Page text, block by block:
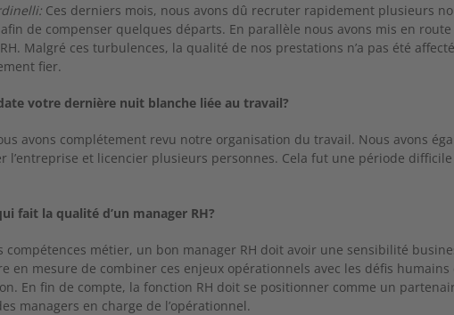
Ces derniers mois, nous avons dû recruter rapidement plusieurs
de compenser quelques départs. En parallèle nous avons mis en
Malgré ces turbulences, la qualité de nos prestations n’a pas été
fier.
votre dernière nuit blanche liée au travail?
avons complétement revu notre organisation du travail. Nous avons
l’entreprise et licencier plusieurs personnes. Cela fut une période
fait la qualité d’un manager RH?
compétences métier, un bon manager RH doit avoir une sensibilité
en mesure de combiner ces enjeux opérationnels avec les défis humains
En fin de compte, la fonction RH doit se positionner comme un
managers en charge de l’opérationnel.